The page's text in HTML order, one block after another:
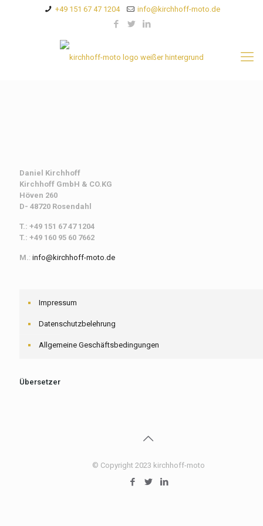
+49 151 67 47 1204 info@kirchhoff-moto.de
Daniel Kirchhoff
Kirchhoff GmbH & CO.KG
Höven 260
D- 48720 Rosendahl
T.: +49 151 67 47 1204
T.: +49 160 95 60 7662
M.: info@kirchhoff-moto.de
Impressum
Datenschutzbelehrung
Allgemeine Geschäftsbedingungen
Übersetzer
© Copyright 2023 kirchhoff-moto